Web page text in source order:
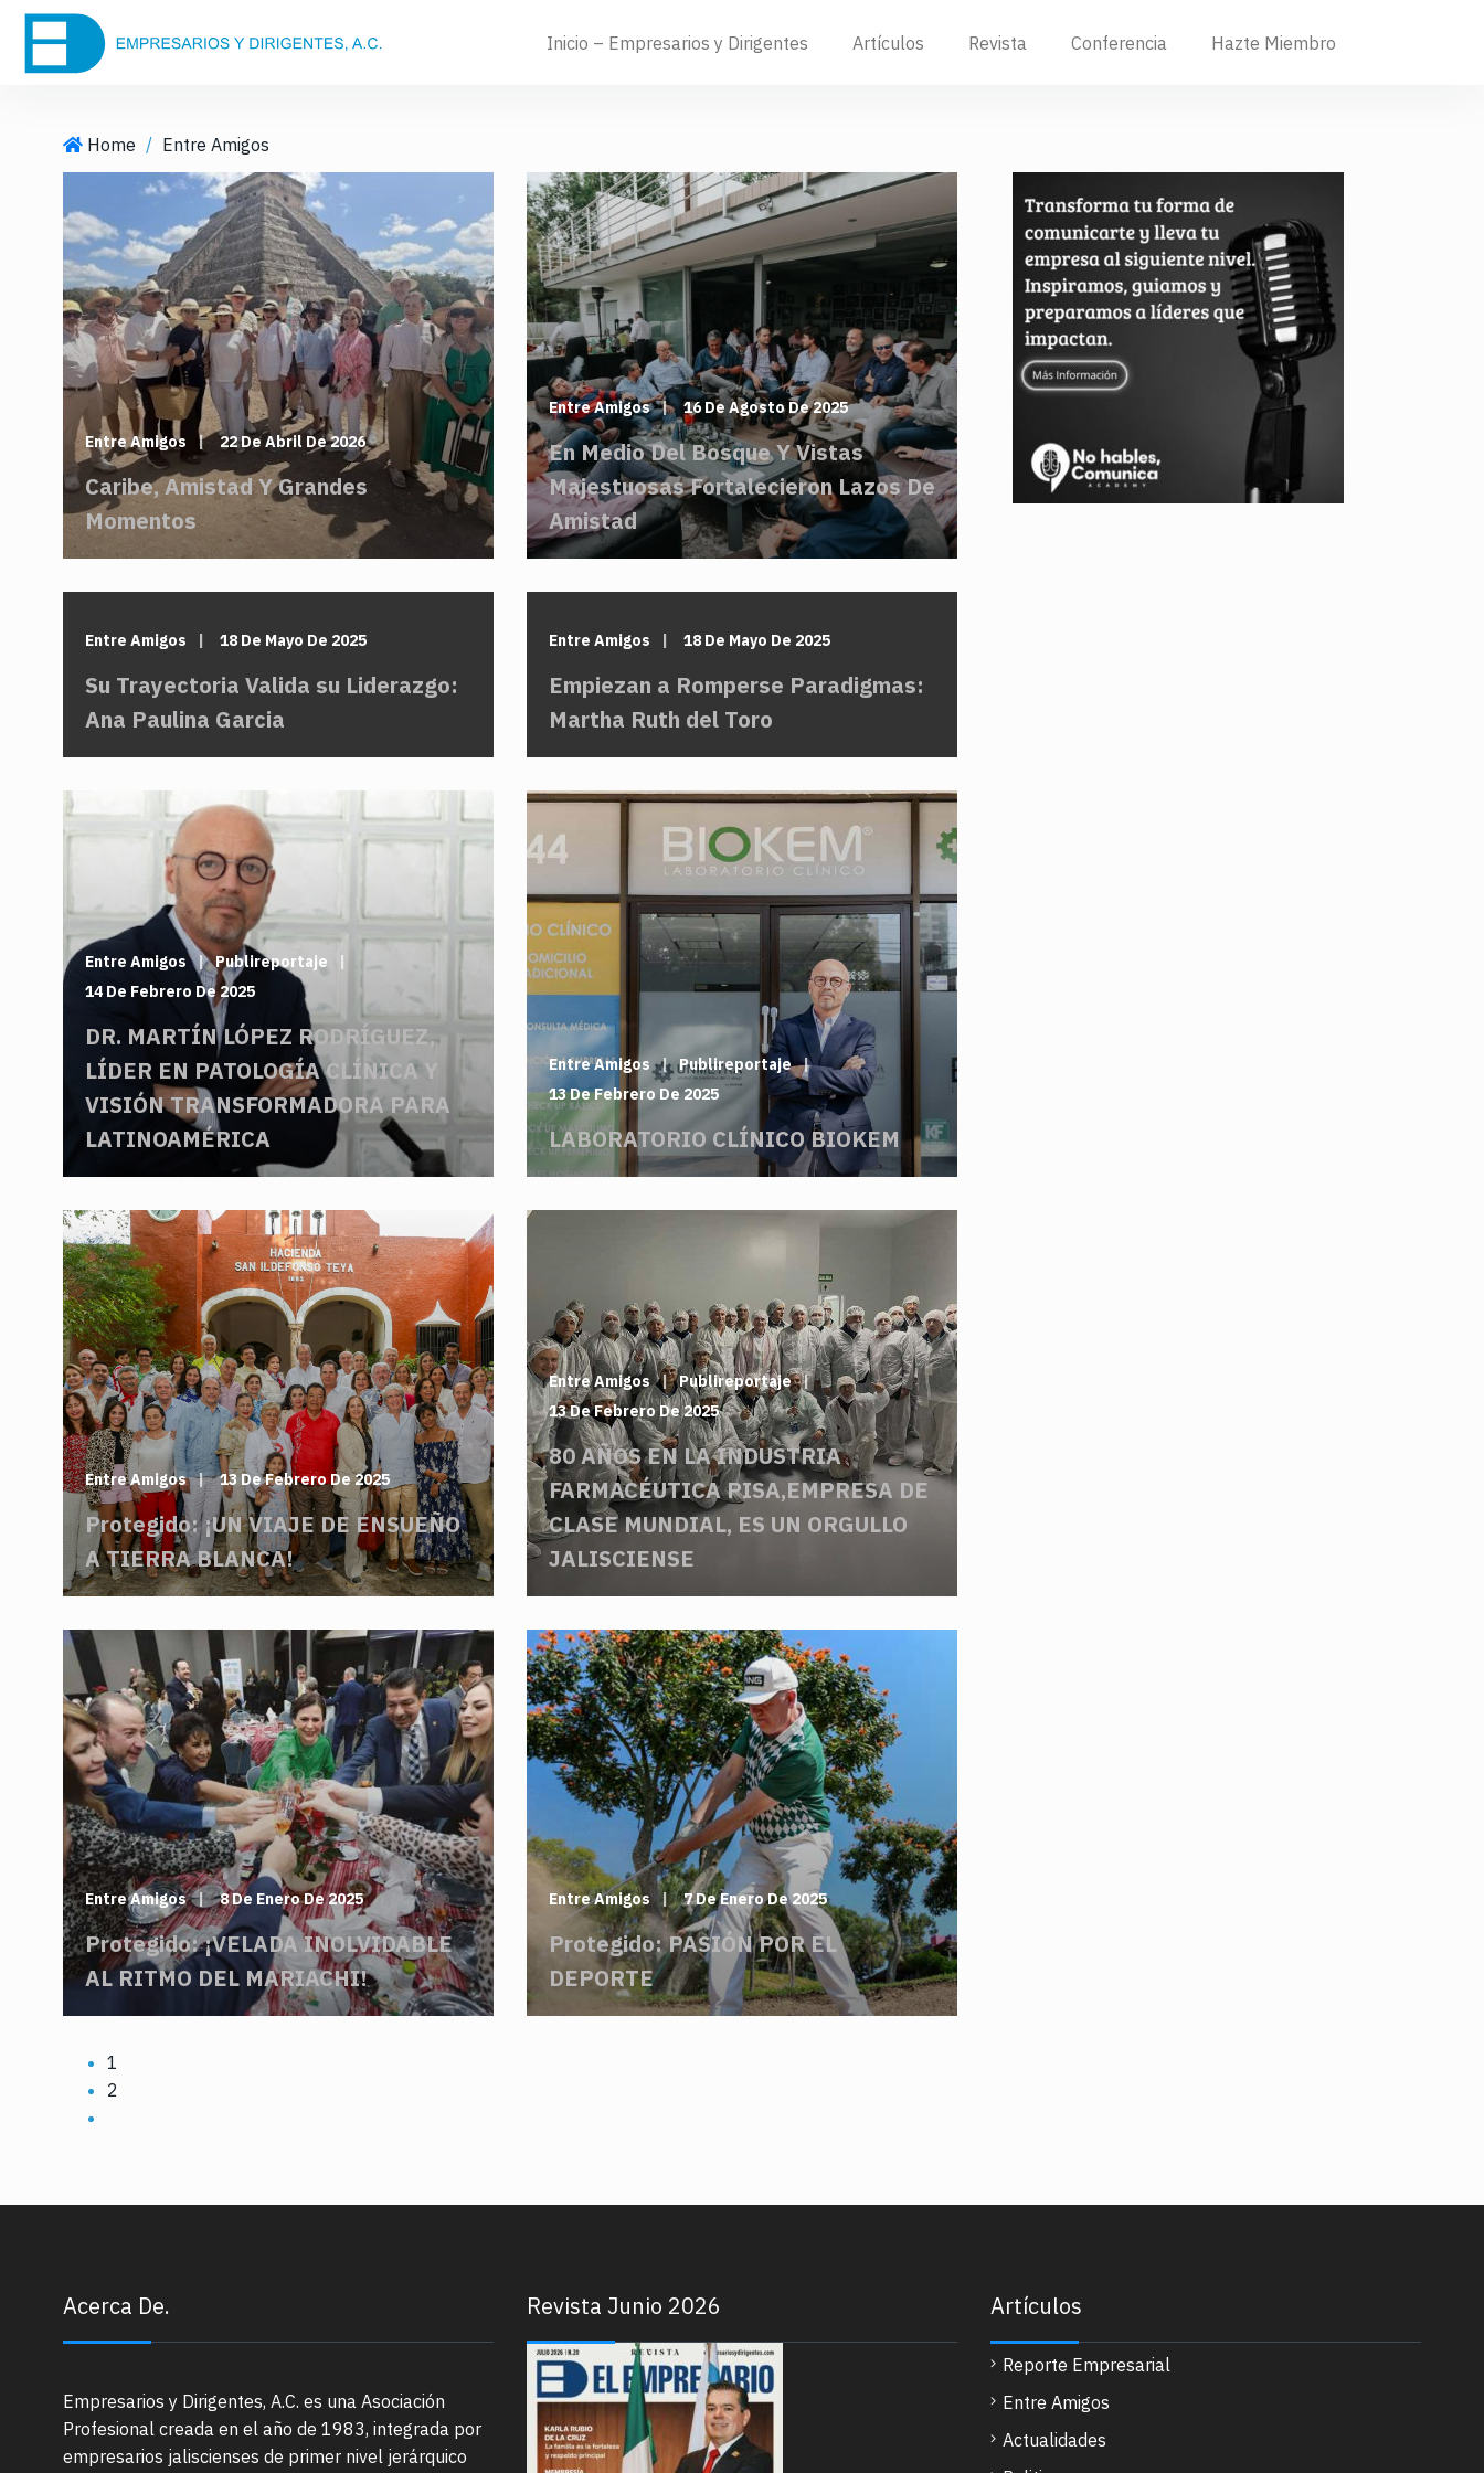
Inicio – Empresarios y Dirigentes Artículos Revista Conferencia Hazte Miembro
Home / Entre Amigos
Entre Amigos 22 De Abril De 2026
Caribe, Amistad Y Grandes
Momentos
Entre Amigos 16 De Agosto De 2025
En Medio Del Bosque Y Vistas
Majestuosas Fortalecieron Lazos De
Amistad
Entre Amigos 18 De Mayo De 2025
Su Trayectoria Valida su Liderazgo:
Ana Paulina Garcia
Entre Amigos 18 De Mayo De 2025
Empiezan a Romperse Paradigmas:
Martha Ruth del Toro
Entre Amigos
Publireportaje
14 De Febrero De 2025
DR. MARTÍN LÓPEZ RODRÍGUEZ,
LÍDER EN PATOLOGÍA CLÍNICA Y
VISIÓN TRANSFORMADORA PARA
LATINOAMÉRICA
Entre Amigos
Publireportaje
13 De Febrero De 2025
LABORATORIO CLÍNICO BIOKEM
Entre Amigos 13 De Febrero De 2025
Protegido: ¡UN VIAJE DE ENSUEÑO
A TIERRA BLANCA!
Entre Amigos
Publireportaje
13 De Febrero De 2025
80 AÑOS EN LA INDUSTRIA
FARMACÉUTICA PISA,EMPRESA DE
CLASE MUNDIAL, ES UN ORGULLO
JALISCIENSE
Entre Amigos 8 De Enero De 2025
Protegido: ¡VELADA INOLVIDABLE
AL RITMO DEL MARIACHI!
Entre Amigos 7 De Enero De 2025
Protegido: PASIÓN POR EL
DEPORTE
1
2
Acerca De.
Empresarios y Dirigentes, A.C. es una Asociación
Profesional creada en el año de 1983, integrada por
empresarios jaliscienses de primer nivel jerárquico
Revista Junio 2026 Artículos
Reporte Empresarial
Entre Amigos
Actualidades